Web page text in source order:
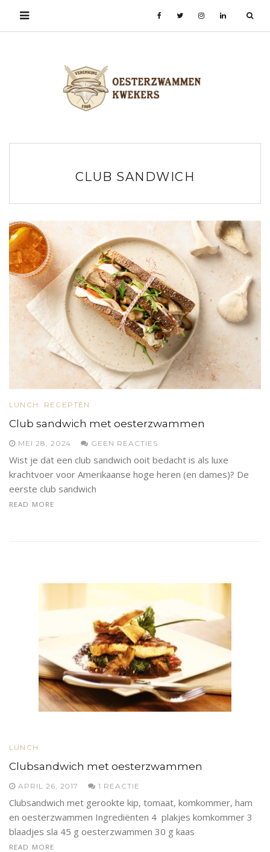
CLUB SANDWICH
LUNCH RECEPTEN
Club sandwich met oesterzwammen
MEI 28, 2024 GEEN REACTIES
Wist je dat een club sandwich ooit bedacht is als luxe
krachtvoer voor Amerikaanse hoge heren (en dames)? De
eerste club sandwich
READ MORE
LUNCH
Clubsandwich met oesterzwammen
APRIL 26, 2017 1 REACTIE
Clubsandwich met gerookte kip, tomaat, komkommer, ham
en oesterzwammen Ingrediënten 4 plakjes komkommer 3
blaadjes sla 45 g oesterzwammen 30 g kaas
READ MORE